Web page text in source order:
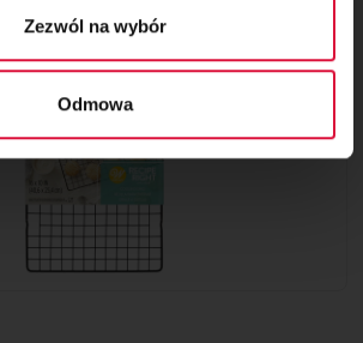
Zezwól na wybór
Odmowa